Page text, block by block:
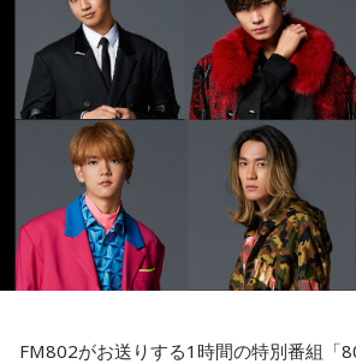
FM802がお送りする1時間の特別番組「